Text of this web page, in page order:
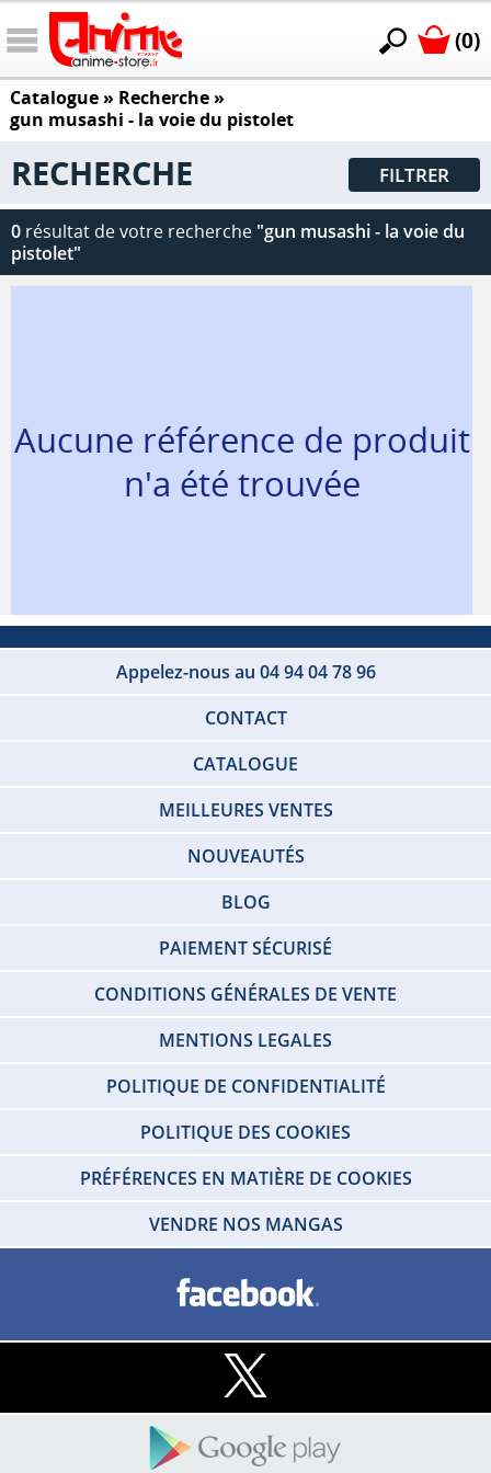
(0)
Catalogue» Recherche »
gun musashi - la voie du pistolet
RECHERCHE FILTRER
0 résultat de votre recherche "gun musashi - la voie du
pistolet"
Aucune référence de produit
n'a été trouvée
Appelez-nous au 04 94 04 78 96
CONTACT
CATALOGUE
MEILLEURES VENTES
NOUVEAUTÉS
BLOG
PAIEMENT SÉCURISÉ
CONDITIONS GÉNÉRALES DE VENTE
MENTIONS LEGALES
POLITIQUE DE CONFIDENTIALITÉ
POLITIQUE DES COOKIES
PRÉFÉRENCES EN MATIÈRE DE COOKIES
VENDRE NOS MANGAS